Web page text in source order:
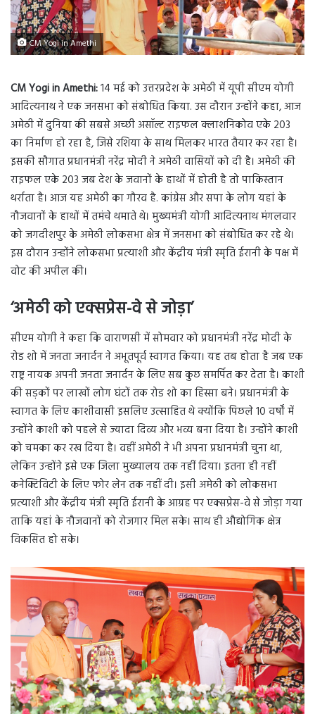
CM Yogi in Amethi
CM Yogi in Amethi:14 मई को उत्तरप्रदेश के अमेठी में यूपी सीएम योगी
आदित्यनाथ ने एक जनसभा को संबोधित किया. उस दौरान उन्होंने कहा, आज
अमेठी में दुनिया की सबसे अच्छी असॉल्ट राइफल क्लाशनिकोव एके 203
का निर्माण हो रहा है, जिसे रशिया के साथ मिलकर भारत तैयार कर रहा है।
इसकी सौगात प्रधानमंत्री नरेंद्र मोदी ने अमेठी वासियों को दी है। अमेठी की
राइफल एके 203 जब देश के जवानों के हाथों में होती है तो पाकिस्तान
थर्राता है। आज यह अमेठी का गौरव है. कांग्रेस और सपा के लोग यहां के
नौजवानों के हाथों में तमंचे थमाते थे। मुख्यमंत्री योगी आदित्यनाथ मंगलवार
को जगदीशपुर के अमेठी लोकसभा क्षेत्र में जनसभा को संबोधित कर रहे थे।
इस दौरान उन्होंने लोकसभा प्रत्याशी और केंद्रीय मंत्री स्मृति ईरानी के पक्ष में
वोट की अपील की।
‘अमेठी को एक्सप्रेस-वे से जोड़ा’
सीएम योगी ने कहा कि वाराणसी में सोमवार को प्रधानमंत्री नरेंद्र मोदी के
रोड शो में जनता जनार्दन ने अभूतपूर्व स्वागत किया। यह तब होता है जब एक
राष्ट्र नायक अपनी जनता जनार्दन के लिए सब कुछ समर्पित कर देता है। काशी
की सड़कों पर लाखों लोग घंटों तक रोड शो का हिस्सा बने। प्रधानमंत्री के
स्वागत के लिए काशीवासी इसलिए उत्साहित थे क्योंकि पिछले 10 वर्षों में
उन्होंने काशी को पहले से ज्यादा दिव्य और भव्य बना दिया है। उन्होंने काशी
को चमका कर रख दिया है। वहीं अमेठी ने भी अपना प्रधानमंत्री चुना था,
लेकिन उन्होंने इसे एक जिला मुख्यालय तक नहीं दिया। इतना ही नहीं
कनेक्टिविटी के लिए फोर लेन तक नहीं दी। इसी अमेठी को लोकसभा
प्रत्याशी और केंद्रीय मंत्री स्मृति ईरानी के आग्रह पर एक्सप्रेस-वे से जोड़ा गया
ताकि यहां के नौजवानों को रोजगार मिल सके। साथ ही औद्योगिक क्षेत्र
विकसित हो सके।